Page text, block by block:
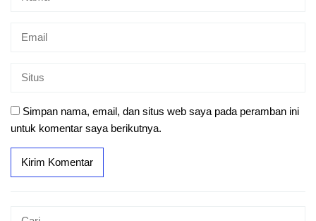
Simpan nama, email, dan situs web saya pada peramban ini
untuk komentar saya berikutnya.
Cari